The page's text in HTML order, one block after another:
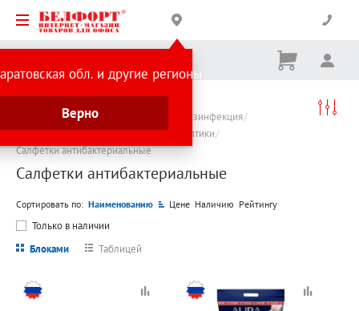
обл. и другие регионы
Верно
Корзина
Ничего
Каталог товаров
Средства индивидуальной защиты и дезинфекция
Дезинфицирующие средства и антисептики
Салфетки антибактериальные
Салфетки антибактериальные
Сортировать по: Наименованию Цене Наличию Рейтингу
Только в наличии
Блоками
Таблицей